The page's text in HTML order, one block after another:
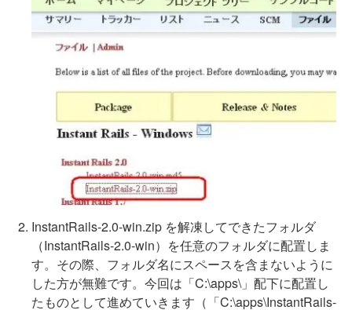
InstantRails-2.0-win.zip を解凍してできたフォルダ
（InstantRails-2.0-win）を任意のフォルダに配置しま
す。その際、フォルダ名にスペースを含まないように
した方が無難です。今回は「C:\apps\」配下に配置し
たものとして進めていきます（「C:\apps\InstantRails-